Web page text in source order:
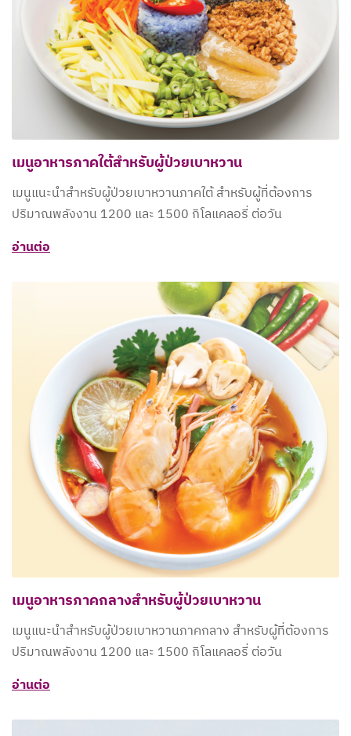
เมนูอาหารภาคใต้สำหรับผู้ป่วยเบาหวาน
เมนูแนะนำสำหรับผู้ป่วยเบาหวานภาคใต้ สำหรับผู้ที่ต้องการ
ปริมาณพลังงาน 1200 และ 1500 กิโลแคลอรี่ ต่อวัน
อ่านต่อ
เมนูอาหารภาคกลางสำหรับผู้ป่วยเบาหวาน
เมนูแนะนำสำหรับผู้ป่วยเบาหวานภาคกลาง สำหรับผู้ที่ต้องการ
ปริมาณพลังงาน 1200 และ 1500 กิโลแคลอรี่ ต่อวัน
อ่านต่อ